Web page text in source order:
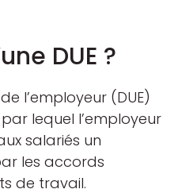
DUE ?
l’employeur (DUE)
lequel l’employeur
salariés un
les accords
de travail.